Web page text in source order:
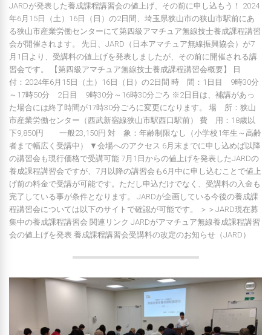
JARDが発表した養成課程講習会の値上げ、その前に申し込もう！ 2024
年6月15日（土）16日（日）の2日間、埼玉県狭山市の狭山市駅前にあ
る狭山市産業労働センターにて第四級アマチュア無線技士養成課程講習
会が開催されます。 先日、JARD（日本アマチュア無線振興協会）が7
月1日より、受講料の値上げを発表しましたが、その前に開催される講
習会です。 【第四級アマチュア無線技士養成課程講習会概要】 日
付：2024年6月15日（土）16日（日）の2日間 時 間：1日目 9時30分
～17時50分 2日目 9時30分～16時30分ごろ ※2日目は、補講があっ
た場合には終了時間が17時30分ごろに変更になります。 場 所：狭山
市産業労働センター（西武新宿線狭山市駅西口駅前） 費 用：18歳以
下9,850円 一般23,150円 対 象：年齢制限なし（小学校1年生～高齢
者まで幅広く受講中） ▼会場へのアクセス 6月末までに申し込めば以降
の講習会も現行価格で受講可能 7月1日からの値上げを発表したJARDの
養成課程講習会ですが、7月以降の講習会も6月中に申し込むことで値上
げ前の料金で受講が可能です。ただし申込だけでなく、受講料の入金も
完了している事が条件となります。 JARDが企画している今後の養成課
程講習会については以下のサイトで確認が可能です。 ＞＞JARD現在募
集中の養成課程講習会 関連リンク JARDがアマチュア無線養成課程講習
会の値上げを発表 養成課程講習会受講料の改定のお知らせ（JARD）